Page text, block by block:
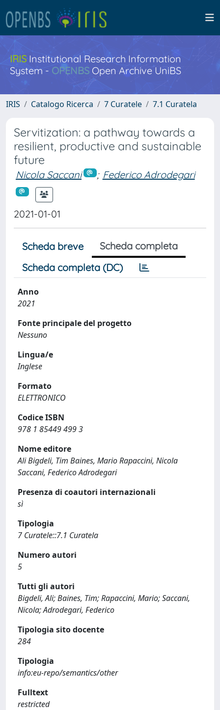
IRISInstitutional Research Information
System - OPENBS Open Archive UniBS
IRIS Catalogo Ricerca 7 Curatele 7.1 Curatela
Servitization: a pathway towards a
resilient, productive and sustainable
future
Nicola Saccani ; Federico Adrodegari
2021-01-01
Scheda breve
Scheda completa
Scheda completa (DC)
Anno
2021
Fonte principale del progetto
Nessuno
Lingua/e
Inglese
Formato
ELETTRONICO
Codice ISBN
978 1 85449 499 3
Nome editore
Ali Bigdeli, Tim Baines, Mario Rapaccini, Nicola
Saccani, Federico Adrodegari
Presenza di coautori internazionali
sì
Tipologia
7 Curatele::7.1 Curatela
Numero autori
5
Tutti gli autori
Bigdeli, Ali; Baines, Tim; Rapaccini, Mario; Saccani,
Nicola; Adrodegari, Federico
Tipologia sito docente
284
Tipologia
info:eu-repo/semantics/other
Fulltext
restricted